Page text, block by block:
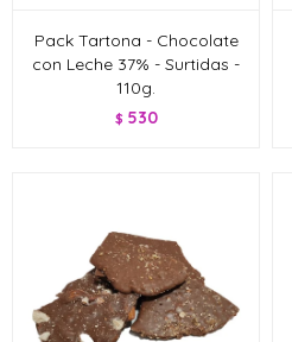
Pack Tartona - Chocolate
con Leche 37% - Surtidas -
110g.
$ 530